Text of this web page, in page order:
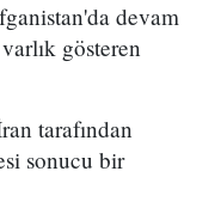
devam
gösteren
tarafından
sonucu bir